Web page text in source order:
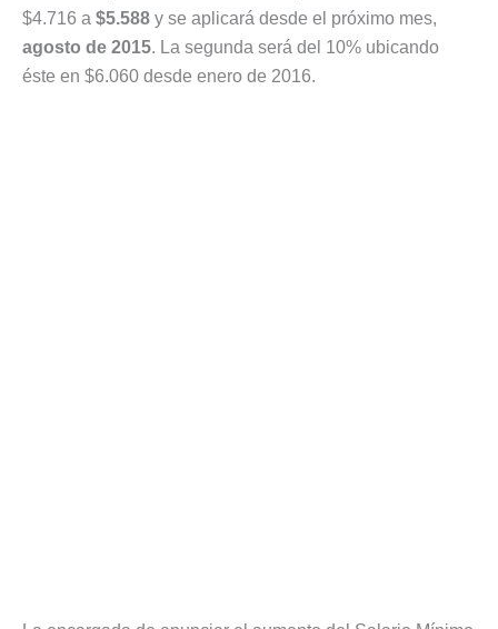
$4.716 a $5.588 y se aplicará desde el próximo mes,
agosto de 2015. La segunda será del 10% ubicando
éste en $6.060 desde enero de 2016.